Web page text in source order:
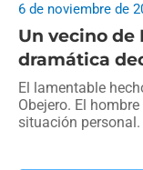
Un vecino de
dramática
6 de noviembre de
El lamentable
Obejero. El
situación personal.